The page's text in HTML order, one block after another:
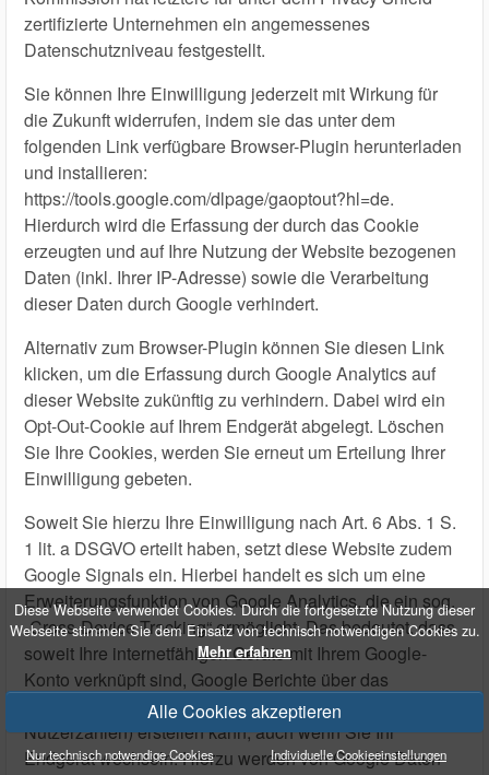
Diese Webseite verwendet Cookies. Durch die fortgesetzte Nutzung dieser
Webseite stimmen Sie dem Einsatz von technisch notwendigen Cookies zu.
Mehr erfahren
Alle Cookies akzeptieren
Nur technisch notwendige Cookies Individuelle Cookieeinstellungen
zertifizierte Unternehmen ein angemessenes
Datenschutzniveau festgestellt.
Sie können Ihre Einwilligung jederzeit mit Wirkung für
die Zukunft widerrufen, indem sie das unter dem
folgenden Link verfügbare Browser-Plugin herunterladen
und installieren:
https://tools.google.com/dlpage/gaoptout?hl=de.
Hierdurch wird die Erfassung der durch das Cookie
erzeugten und auf Ihre Nutzung der Website bezogenen
Daten (inkl. Ihrer IP-Adresse) sowie die Verarbeitung
dieser Daten durch Google verhindert.
Alternativ zum Browser-Plugin können Siediesen Link
klicken, um die Erfassung durch Google Analytics auf
dieser Website zukünftig zu verhindern. Dabei wird ein
Opt-Out-Cookie auf Ihrem Endgerät abgelegt. Löschen
Sie Ihre Cookies, werden Sie erneut um Erteilung Ihrer
Einwilligung gebeten.
Soweit Sie hierzu Ihre Einwilligung nach Art. 6 Abs. 1 S.
1 lit. a DSGVO erteilt haben, setzt diese Website zudem
Google Signals ein. Hierbei handelt es sich um eine
Erweiterungsfunktion von Google Analytics, die ein sog.
„Cross-Device Tracking“ ermöglicht. Das bedeutet, dass
soweit Ihre internetfähigen Geräte mit Ihrem Google-
Konto verknüpft sind, Google Berichte über das
Nutzungsverhalten (insb. die geräteübergreifenden
Nutzerzahlen) erstellen kann, auch wenn Sie Ihr
Endgerät wechseln. Hierzu werden von Google Daten